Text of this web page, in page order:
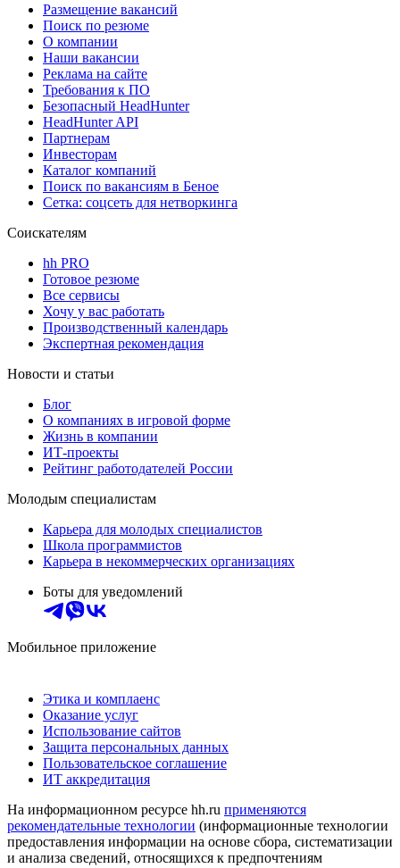
Размещение вакансий
Поиск по резюме
О компании
Наши вакансии
Реклама на сайте
Требования к ПО
Безопасный HeadHunter
HeadHunter API
Партнерам
Инвесторам
Каталог компаний
Поиск по вакансиям в Беное
Сетка: соцсеть для нетворкинга
Соискателям
hh PRO
Готовое резюме
Все сервисы
Хочу у вас работать
Производственный календарь
Экспертная рекомендация
Новости и статьи
Блог
О компаниях в игровой форме
Жизнь в компании
ИТ-проекты
Рейтинг работодателей России
Молодым специалистам
Карьера для молодых специалистов
Школа программистов
Карьера в некоммерческих организациях
Боты для уведомлений
Мобильное приложение
Этика и комплаенс
Оказание услуг
Использование сайтов
Защита персональных данных
Пользовательское соглашение
ИТ аккредитация
На информационном ресурсе hh.ru применяются
рекомендательные технологии (информационные технологии
предоставления информации на основе сбора, систематизации
и анализа сведений, относящихся к предпочтениям